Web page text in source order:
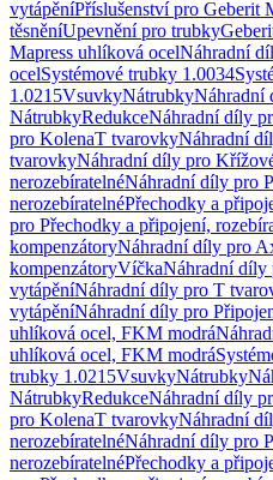
vytápěníPříslušenství pro Geberit
těsněníUpevnění pro trubky
Mapress uhlíková ocelNáhradní
ocelSystémové trubky 1.0034
1.0215VsuvkyNátrubkyNáhradní
NátrubkyRedukceNáhradní díly
pro KolenaT tvarovkyNáhradní
tvarovkyNáhradní díly pro
nerozebíratelnéNáhradní díly pro
nerozebíratelnéPřechodky a
pro Přechodky a připojení,
kompenzátoryNáhradní díly pro
kompenzátoryVíčkaNáhradní díly
vytápěníNáhradní díly pro T
vytápěníNáhradní díly pro
uhlíková ocel, FKM modrá
uhlíková ocel, FKM modrá
trubky 1.0215VsuvkyNátrubky
NátrubkyRedukceNáhradní díly
pro KolenaT tvarovkyNáhradní
nerozebíratelnéNáhradní díly pro
nerozebíratelnéPřechodky a